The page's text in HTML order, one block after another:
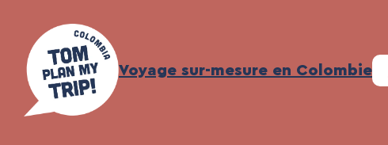
contenu
Voyage sur-mesure en Colombie